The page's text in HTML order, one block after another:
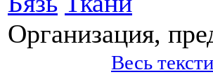
Организация,
Весь